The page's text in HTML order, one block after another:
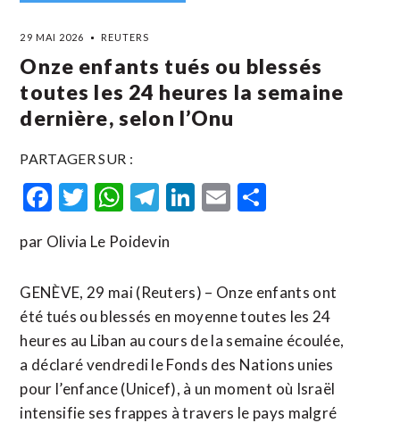
29 MAI 2026 REUTERS
Onze enfants tués ou blessés
toutes les 24 heures la semaine
dernière, selon l’Onu
PARTAGER SUR :
Facebook
Twitter
WhatsApp
Telegram
LinkedIn
Email
par Olivia Le Poidevin
GENÈVE, 29 mai (Reuters) – Onze enfants ont
été tués ou blessés en moyenne toutes les 24
heures au Liban au cours de la semaine écoulée,
a déclaré vendredi le ​Fonds ‌des Nations unies
pour l’enfance (Unicef), à ​un moment ⁠où Israël
intensifie ses frappes à travers le ‌pays malgré